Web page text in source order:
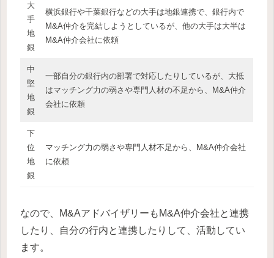
大
手
地
銀
横浜銀行や千葉銀行などの大手は地銀連携で、銀行内で
M&A仲介を完結しようとしているが、他の大手は大半は
M&A仲介会社に依頼
中
堅
地
銀
一部自分の銀行内の部署で対応したりしているが、大抵
はマッチング力の弱さや専門人材の不足から、M&A仲介
会社に依頼
下
位
地
銀
マッチング力の弱さや専門人材不足から、M&A仲介会社
に依頼
なので、M&AアドバイザリーもM&A仲介会社と連携
したり、自分の行内と連携したりして、活動してい
ます。